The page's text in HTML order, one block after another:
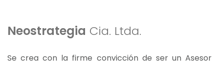
Neostrategia Cia. Ltda.
Se crea con la firme convicción de ser un Asesor